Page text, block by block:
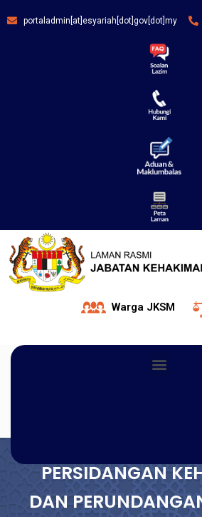
portaladmin[at]esyariah[dot]gov[dot]my
Warga JKSM
PERSIDANGAN
DAN